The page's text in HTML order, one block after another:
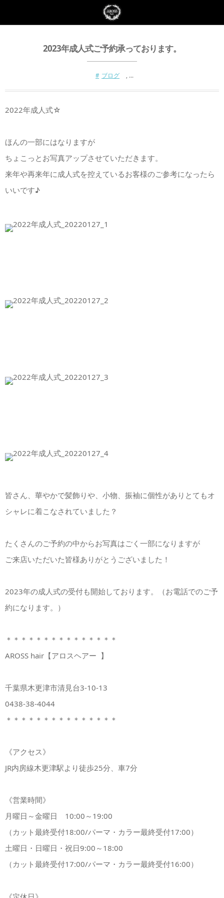
2023年成人式ご予約承っております。
ブログ , …
2022年成人式☆
ほんの一部にはなりますが
ちょこっとお写真アップさせていただきます。
来年や再来年に成人式を控えているお客様のご参考になったら
いいです♪
皆さん、華やかで髪飾りや、小物、振袖に個性がありとてもオ
シャレに着こなされていました？
たくさんのご予約の中からお写真はごく一部になりますが
ご来店いただいた皆様ありがとうございました！
2023年の成人式の受付も開始しております。（お電話でのご予
約になります。）
＊＊＊＊＊＊＊＊＊＊＊＊＊＊＊
AROSS hair【アロスヘアー 】
千葉県木更津市清見台3-10-13
0438-38-4044
＊＊＊＊＊＊＊＊＊＊＊＊＊＊＊
《アクセス》
JR内房線木更津駅より徒歩25分、車7分
《営業時間》
月曜日～金曜日 10:00～19:00
（カット最終受付18:00/パーマ・カラー最終受付17:00）
土曜日・日曜日・祝日9:00～18:00
（カット最終受付17:00/パーマ・カラー最終受付16:00）